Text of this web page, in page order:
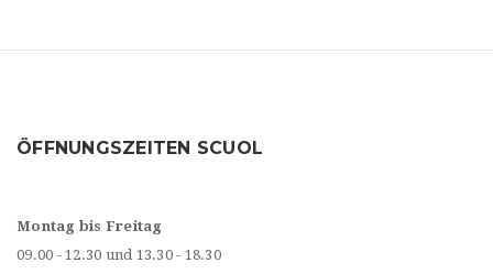
ÖFFNUNGSZEITEN SCUOL
Montag bis Freitag
09.00 - 12.30 und 13.30 - 18.30